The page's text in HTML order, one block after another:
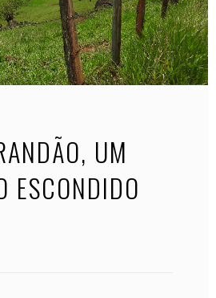
UM
ESCONDIDO